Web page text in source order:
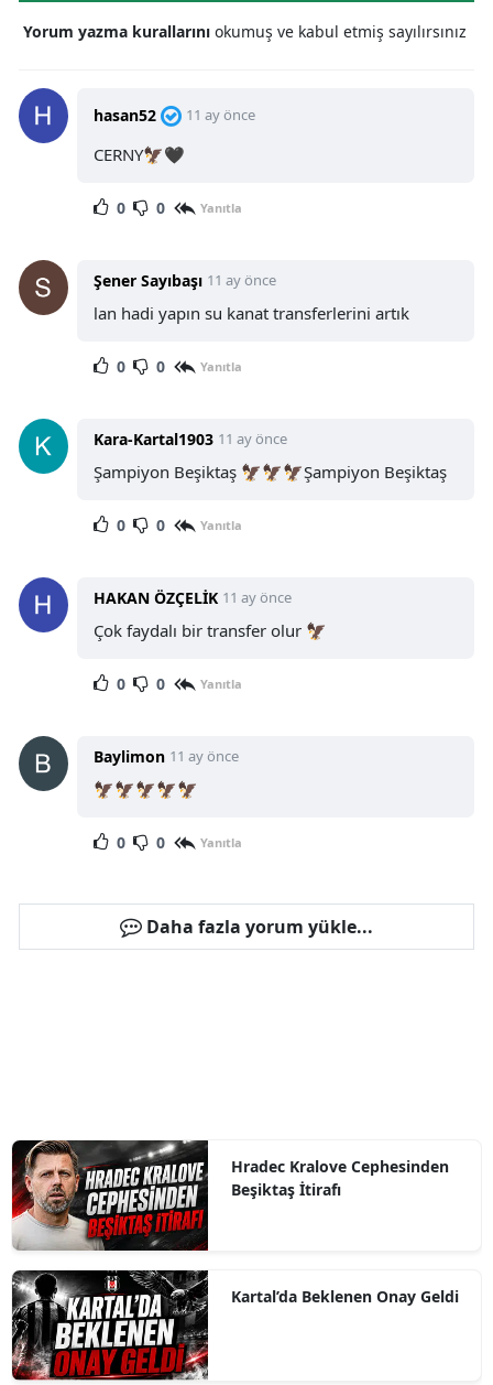
Yorum yazma kurallarını okumuş ve kabul etmiş sayılırsınız
hasan52 11 ay önce
CERNY🦅🖤
0 0 Yanıtla
Şener Sayıbaşı 11 ay önce
lan hadi yapın su kanat transferlerini artık
0 0 Yanıtla
Kara-Kartal1903 11 ay önce
Şampiyon Beşiktaş 🦅🦅🦅Şampiyon Beşiktaş
0 0 Yanıtla
HAKAN ÖZÇELİK 11 ay önce
Çok faydalı bir transfer olur 🦅
0 0 Yanıtla
Baylimon 11 ay önce
🦅🦅🦅🦅🦅
0 0 Yanıtla
Daha fazla yorum yükle...
Hradec Kralove Cephesinden
Beşiktaş İtirafı
Kartal’da Beklenen Onay Geldi